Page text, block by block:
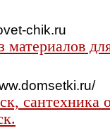
chik.ru
материалов
сантехника